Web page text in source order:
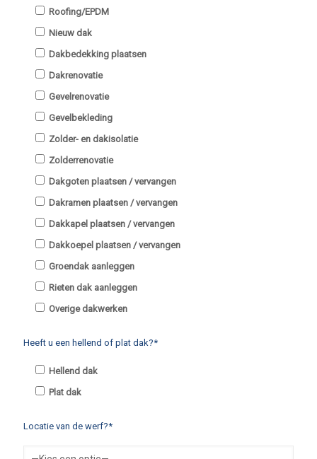
Roofing/EPDM
Nieuw dak
Dakbedekking plaatsen
Dakrenovatie
Gevelrenovatie
Gevelbekleding
Zolder- en dakisolatie
Zolderrenovatie
Dakgoten plaatsen / vervangen
Dakramen plaatsen / vervangen
Dakkapel plaatsen / vervangen
Dakkoepel plaatsen / vervangen
Groendak aanleggen
Rieten dak aanleggen
Overige dakwerken
Heeft u een hellend of plat dak?*
Hellend dak
Plat dak
Locatie van de werf?*